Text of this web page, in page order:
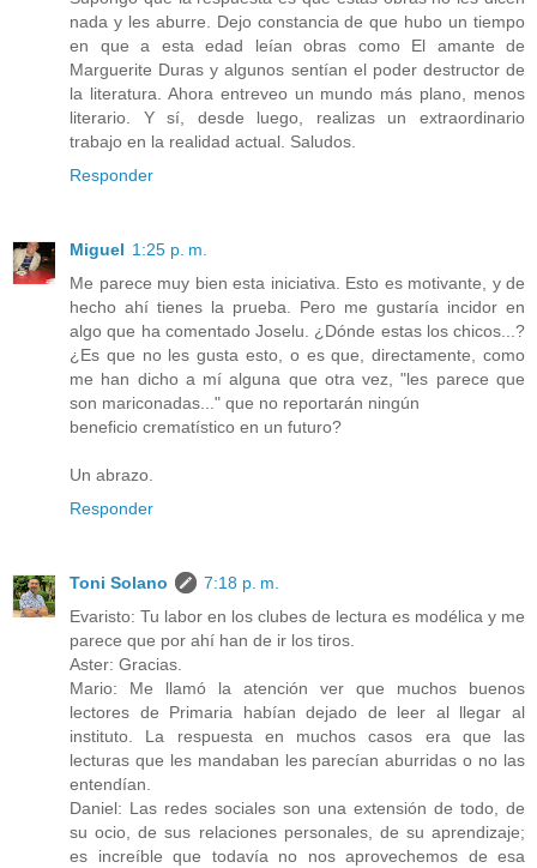
nada y les aburre. Dejo constancia de que hubo un tiempo
en que a esta edad leían obras como El amante de
Marguerite Duras y algunos sentían el poder destructor de
la literatura. Ahora entreveo un mundo más plano, menos
literario. Y sí, desde luego, realizas un extraordinario
trabajo en la realidad actual. Saludos.
Responder
Miguel 1:25 p. m.
Me parece muy bien esta iniciativa. Esto es motivante, y de
hecho ahí tienes la prueba. Pero me gustaría incidor en
algo que ha comentado Joselu. ¿Dónde estas los chicos...?
¿Es que no les gusta esto, o es que, directamente, como
me han dicho a mí alguna que otra vez, "les parece que
son mariconadas..." que no reportarán ningún
beneficio crematístico en un futuro?
Un abrazo.
Responder
Toni Solano
7:18 p. m.
Evaristo: Tu labor en los clubes de lectura es modélica y me
parece que por ahí han de ir los tiros.
Aster: Gracias.
Mario: Me llamó la atención ver que muchos buenos
lectores de Primaria habían dejado de leer al llegar al
instituto. La respuesta en muchos casos era que las
lecturas que les mandaban les parecían aburridas o no las
entendían.
Daniel: Las redes sociales son una extensión de todo, de
su ocio, de sus relaciones personales, de su aprendizaje;
es increíble que todavía no nos aprovechemos de esa